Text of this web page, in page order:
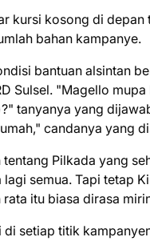
kursi kosong di
bahan kampanye.
bantuan alsintan
Sulsel. "Magello
tanyanya yang
candanya yang
Pilkada yang
semua. Tapi tetap
itu biasa dirasa
setiap titik